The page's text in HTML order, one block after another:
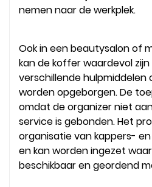
nemen naar de werkplek.
Ook in een beautysalon of
kan de koffer waardevol
verschillende hulpmiddelen
worden opgeborgen. De
omdat de organizer niet
service is gebonden. Het
organisatie van kappers-
en kan worden ingezet
beschikbaar en geordend